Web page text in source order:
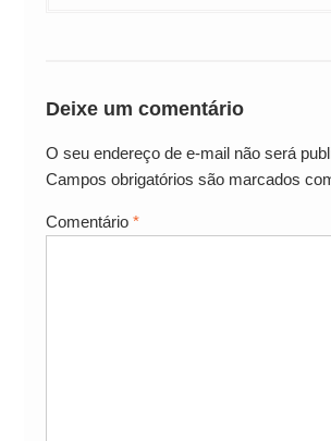
Deixe um comentário
O seu endereço de e-mail não será
Campos obrigatórios são marcados
Comentário *